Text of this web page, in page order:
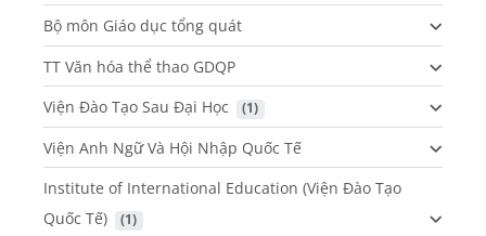
Bộ môn Giáo dục tổng quát
TT Văn hóa thể thao GDQP
Viện Đào Tạo Sau Đại Học
(1)
Viện Anh Ngữ Và Hội Nhập Quốc Tế
Institute of International Education (Viện Đào Tạo
Quốc Tế)
(1)